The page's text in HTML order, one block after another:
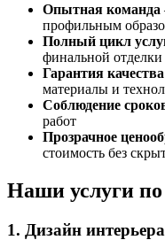
Опытная команда
профильным
Полный цикл
финальной отделки
Гарантия качества
материалы и
Соблюдение
работ
Прозрачное
стоимость без
Наши услуги
1. Дизайн